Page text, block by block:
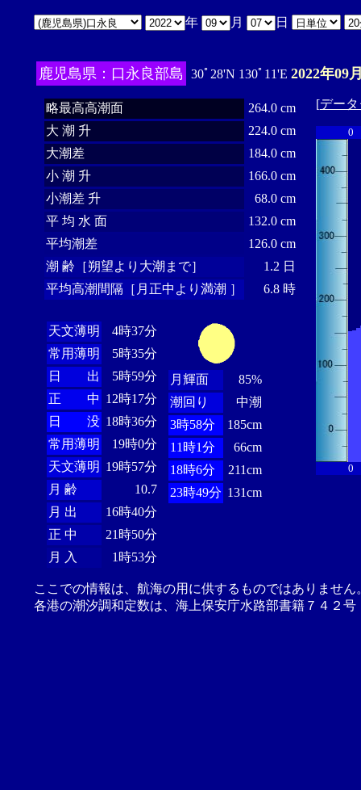
年 月 日
鹿児島県：口永良部島 30ﾟ28'N 130ﾟ11'E 2022年09
略最高高潮面
264.0 cm
大 潮 升
224.0 cm
大潮差
184.0 cm
小 潮 升
166.0 cm
小潮差 升
68.0 cm
平 均 水 面
132.0 cm
平均潮差
126.0 cm
潮 齢［朔望より大潮まで］
1.2 日
平均高潮間隔［月正中より満潮 ］
6.8 時
天文薄明
4時37分
常用薄明
5時35分
日 出
5時59分
正 中 12時17分
日 没 18時36分
常用薄明
19時0分
天文薄明 19時57分
月 齢
10.7
月 出
16時40分
正 中
21時50分
月 入
1時53分
月輝面
85%
潮回り
中潮
3時58分
185cm
11時1分
66cm
18時6分
211cm
23時49分 131cm
[デー
0
0
ここでの情報は、航海の用に供するものではありませ
各港の潮汐調和定数は、海上保安庁水路部書籍７４２